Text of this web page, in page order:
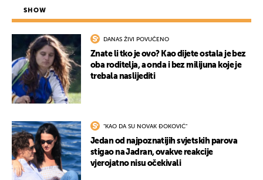
SHOW
DANAS ŽIVI POVUČENO
Znate li tko je ovo? Kao dijete ostala je bez
oba roditelja, a onda i bez milijuna koje je
trebala naslijediti
"KAO DA SU NOVAK ĐOKOVIĆ"
Jedan od najpoznatijih svjetskih parova
stigao na Jadran, ovakve reakcije
vjerojatno nisu očekivali